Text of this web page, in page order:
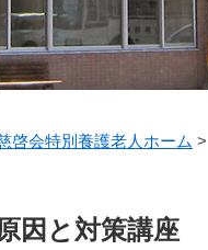
啓会特別養護老人ホーム >
因と対策講座